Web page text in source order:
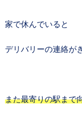
家で休んでいると
デリバリーの連絡が
また最寄りの駅まで